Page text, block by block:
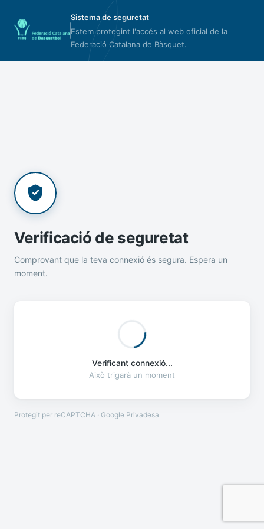
Sistema de seguretat
Estem protegint l'accés al web oficial de la
Federació Catalana de Bàsquet.
Verificació de seguretat
Comprovant que la teva connexió és segura. Espera un
moment.
Verificant connexió...
Això trigarà un moment
Protegit per reCAPTCHA · Google Privadesa